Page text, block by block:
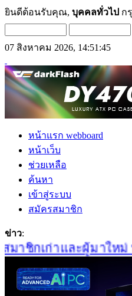
ยินดีต้อนรับคุณ, บุคคลทั่วไป ก
07 สิงหาคม 2026, 14:51:45
หน้าแรก webboard
หน้าเว็บ
ช่วยเหลือ
ค้นหา
เข้าสู่ระบบ
สมัครสมาชิก
ข่าว:
าชิกเก่าและผู้มาใหม่ ท